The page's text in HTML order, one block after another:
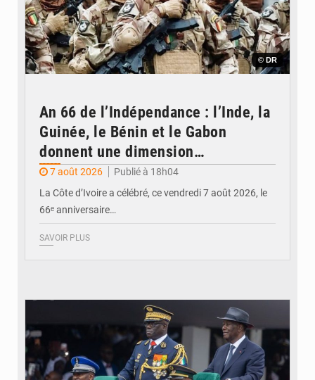
© DR
An 66 de l’Indépendance : l’Inde, la
Guinée, le Bénin et le Gabon
donnent une dimension
internationale au défilé de
Yopougon
7 août 2026
Publié à 18h04
La Côte d’Ivoire a célébré, ce vendredi 7 août 2026, le
66ᵉ anniversaire…
SAVOIR PLUS